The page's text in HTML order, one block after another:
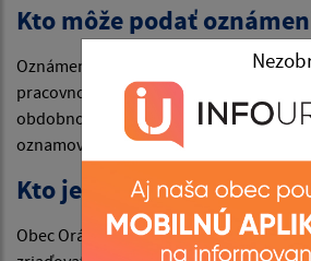
Kto môže podať
Oznámenie môže podať fyzická osoba,
pracovnoprávnom vzťahu k
obdobnom vzťahu k zamestnávateľovi a
oznamovateľ.
Kto je zamestnávateľom?
Obec Orávka, príspevkové a rozpočtové